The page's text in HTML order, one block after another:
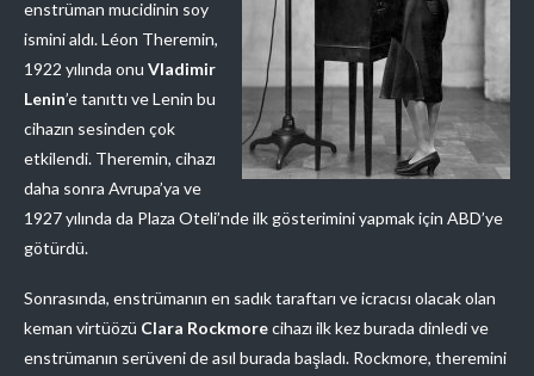
enstrüman mucidinin soy
ismini aldı. Léon Theremin,
1922 yılında onu Vladimir
Lenin’e tanıttı ve Lenin bu
cihazın sesinden çok
etkilendi. Theremin, cihazı
daha sonra Avrupa’ya ve
1927 yılında da Plaza Oteli’nde ilk gösterimini yapmak için ABD’ye
götürdü.
Sonrasında, enstrümanın en sadık taraftarı ve icracısı olacak olan
keman virtüözü Clara Rockmorecihazı ilk kez burada dinledi ve
enstrümanın serüveni de asıl burada başladı. Rockmore, theremini